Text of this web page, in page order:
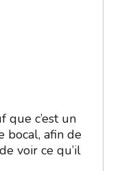
que c’est un
bocal, afin de
voir ce qu’il